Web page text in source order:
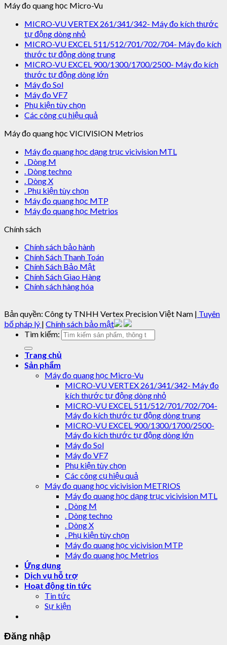
Máy đo quang học Micro-Vu
MICRO-VU VERTEX 261/341/342- Máy đo kích thước
tự động dòng nhỏ
MICRO-VU EXCEL 511/512/701/702/704- Máy đo kích
thước tự động dòng trung
MICRO-VU EXCEL 900/1300/1700/2500- Máy đo kích
thước tự động dòng lớn
Máy đo Sol
Máy đo VF7
Phụ kiện tùy chọn
Các công cụ hiệu quả
Máy đo quang học VICIVISION Metrios
Máy đo quang học dạng trục vicivision MTL
. Dòng M
. Dòng techno
. Dòng X
. Phụ kiện tùy chọn
Máy đo quang học MTP
Máy đo quang học Metrios
Chính sách
Chính sách bảo hành
Chính Sách Thanh Toán
Chính Sách Bảo Mật
Chính Sách Giao Hàng
Chính sách hàng hóa
Bản quyền: Công ty TNHH Vertex Precision Việt Nam | Tuyên
bố pháp lý | Chính sách bảo mật
Tìm kiếm:
Trang chủ
Sản phẩm
Máy đo quang học Micro-Vu
MICRO-VU VERTEX 261/341/342- Máy đo
kích thước tự động dòng nhỏ
MICRO-VU EXCEL 511/512/701/702/704-
Máy đo kích thước tự động dòng trung
MICRO-VU EXCEL 900/1300/1700/2500-
Máy đo kích thước tự động dòng lớn
Máy đo Sol
Máy đo VF7
Phụ kiện tùy chọn
Các công cụ hiệu quả
Máy đo quang học vicivision METRIOS
Máy đo quang học dạng trục vicivision MTL
. Dòng M
. Dòng techno
. Dòng X
. Phụ kiện tùy chọn
Máy đo quang học vicivision MTP
Máy đo quang học Metrios
Ứng dụng
Dịch vụ hỗ trợ
Hoạt động tin tức
Tin tức
Sự kiện
Đăng nhập